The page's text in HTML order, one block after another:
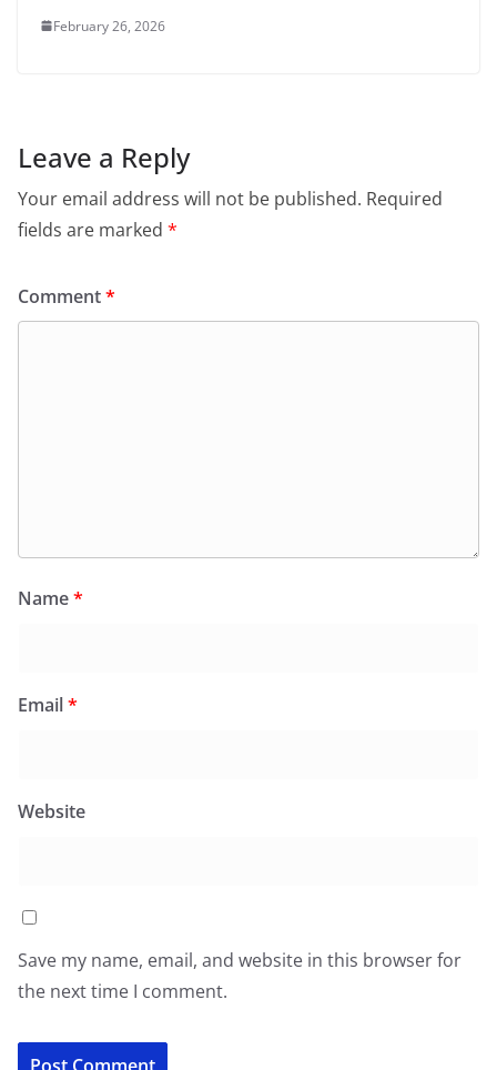
February 26, 2026
Leave a Reply
Your email address will not be published. Required
fields are marked *
Comment*
Name*
Email*
Website
Save my name, email, and website in this browser for
the next time I comment.